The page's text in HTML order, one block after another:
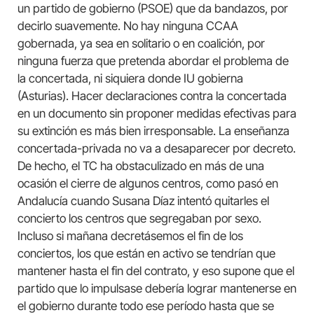
un partido de gobierno (PSOE) que da bandazos, por
decirlo suavemente. No hay ninguna CCAA
gobernada, ya sea en solitario o en coalición, por
ninguna fuerza que pretenda abordar el problema de
la concertada, ni siquiera donde IU gobierna
(Asturias). Hacer declaraciones contra la concertada
en un documento sin proponer medidas efectivas para
su extinción es más bien irresponsable. La enseñanza
concertada-privada no va a desaparecer por decreto.
De hecho, el TC ha obstaculizado en más de una
ocasión el cierre de algunos centros, como pasó en
Andalucía cuando Susana Díaz intentó quitarles el
concierto los centros que segregaban por sexo.
Incluso si mañana decretásemos el fin de los
conciertos, los que están en activo se tendrían que
mantener hasta el fin del contrato, y eso supone que el
partido que lo impulsase debería lograr mantenerse en
el gobierno durante todo ese período hasta que se